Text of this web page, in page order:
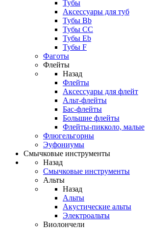
Тубы
Аксессуары для туб
Тубы Bb
Тубы CC
Тубы Eb
Тубы F
Фаготы
Флейты
Назад
Флейты
Аксессуары для флейт
Альт-флейты
Бас-флейты
Большие флейты
Флейты-пикколо, малые
Флюгельгорны
Эуфониумы
Смычковые инструменты
Назад
Смычковые инструменты
Альты
Назад
Альты
Акустические альты
Электроальты
Виолончели